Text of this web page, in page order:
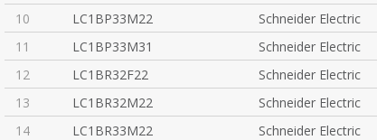
10 LC1BP33M22 Schneider Electric
11 LC1BP33M31 Schneider Electric
12 LC1BR32F22 Schneider Electric
13 LC1BR32M22 Schneider Electric
14 LC1BR33M22 Schneider Electric